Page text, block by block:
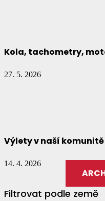
Kola, tachometry,
27. 5. 2026
Výlety v naší komunitě
14. 4. 2026
Filtrovat podle země